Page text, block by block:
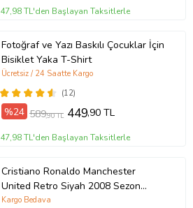
47,98 TL'den Başlayan Taksitlerle
Fotoğraf ve Yazı Baskılı Çocuklar İçin
Bisiklet Yaka T-Shirt
(12)
Ücretsiz / 24 Saatte Kargo
%24 589,90 TL 449,90 TL
47,98 TL'den Başlayan Taksitlerle
Cristiano Ronaldo Manchester
United Retro Siyah 2008 Sezon
Çocuk Forma Takımı 4 Parça
Kargo Bedava